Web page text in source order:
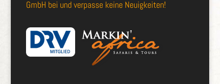
GmbH bei und verpasse keine Neuigkeiten!